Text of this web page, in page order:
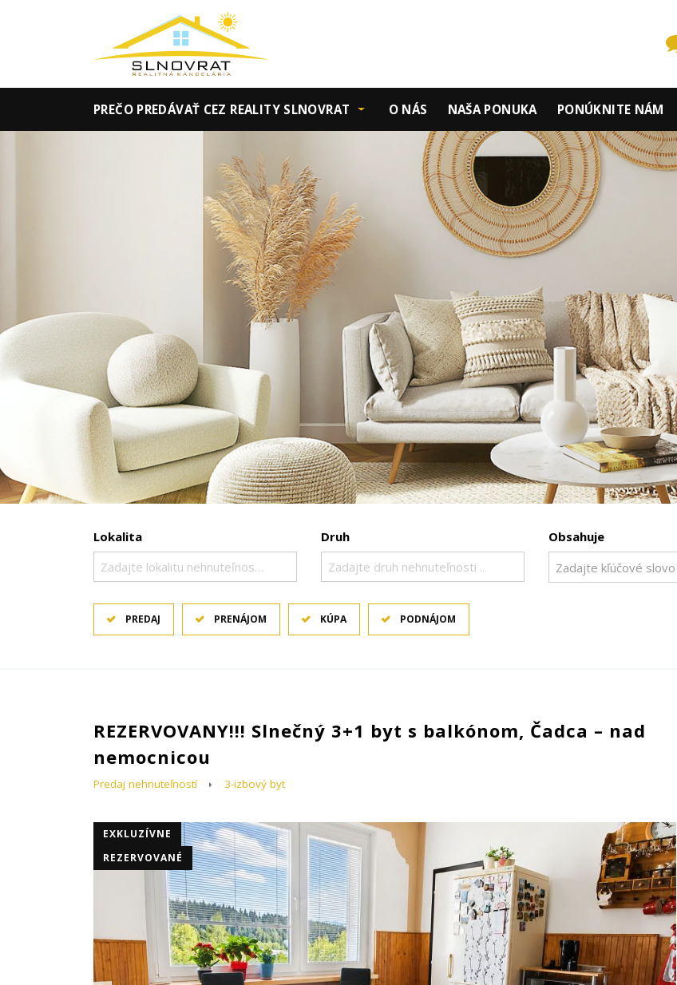
PREČO PREDÁVAŤ CEZ REALITY SLNOVRAT O NÁS NAŠA PONUKA PONÚKNITE NÁM
Lokalita
Zadajte lokalitu nehnuteľnosti ..
Druh
Zadajte druh nehnuteľnosti ..
Obsahuje
PREDAJ PRENÁJOM KÚPA PODNÁJOM
REZERVOVANY!!! Slnečný 3+1 byt s balkónom, Čadca – nad
nemocnicou
Predaj nehnuteľností 3-izbový byt
EXKLUZÍVNE
REZERVOVANÉ